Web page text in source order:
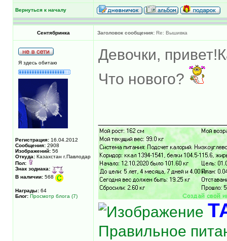
Вернуться к началу
Сентябринка Заголовок сообщения: Re: Вышивка
Я здесь обитаю
Регистрация: 16.04.2012
Сообщения: 2908
Изображений: 56
Откуда: Казахстан г.Павлодар
Пол:
Знак зодиака:
В наличии: 568
Награды: 64
Блог: Просмотр блога (7)
Девочки,
Что нового?
Правильное